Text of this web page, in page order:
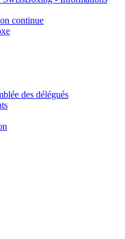
continue
des délégués